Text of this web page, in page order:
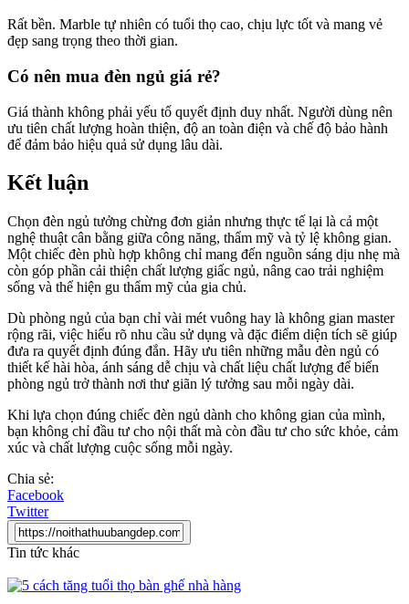
Rất bền. Marble tự nhiên có tuổi thọ cao, chịu lực tốt và mang vẻ
đẹp sang trọng theo thời gian.
Có nên mua đèn ngủ giá rẻ?
Giá thành không phải yếu tố quyết định duy nhất. Người dùng nên
ưu tiên chất lượng hoàn thiện, độ an toàn điện và chế độ bảo hành
để đảm bảo hiệu quả sử dụng lâu dài.
Kết luận
Chọn đèn ngủ tưởng chừng đơn giản nhưng thực tế lại là cả một
nghệ thuật cân bằng giữa công năng, thẩm mỹ và tỷ lệ không gian.
Một chiếc đèn phù hợp không chỉ mang đến nguồn sáng dịu nhẹ mà
còn góp phần cải thiện chất lượng giấc ngủ, nâng cao trải nghiệm
sống và thể hiện gu thẩm mỹ của gia chủ.
Dù phòng ngủ của bạn chỉ vài mét vuông hay là không gian master
rộng rãi, việc hiểu rõ nhu cầu sử dụng và đặc điểm diện tích sẽ giúp
đưa ra quyết định đúng đắn. Hãy ưu tiên những mẫu đèn ngủ có
thiết kế hài hòa, ánh sáng dễ chịu và chất liệu chất lượng để biến
phòng ngủ trở thành nơi thư giãn lý tưởng sau mỗi ngày dài.
Khi lựa chọn đúng chiếc đèn ngủ dành cho không gian của mình,
bạn không chỉ đầu tư cho nội thất mà còn đầu tư cho sức khỏe, cảm
xúc và chất lượng cuộc sống mỗi ngày.
Chia sẻ:
Facebook
Twitter
Tin tức khác